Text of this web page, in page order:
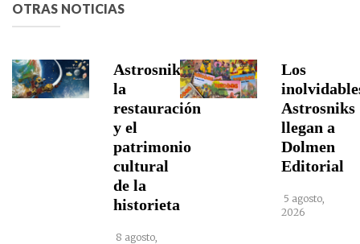
OTRAS NOTICIAS
Astrosniks,
la
restauración
y el
patrimonio
cultural
de la
historieta
8 agosto,
Los
Astrosniks
llegan a
Dolmen
Editorial
5 agosto,
2026